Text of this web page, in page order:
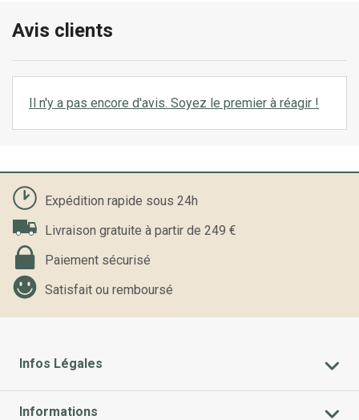
Avis clients
Il n'y a pas encore d'avis. Soyez le premier à réagir !
Expédition rapide sous 24h
Livraison gratuite à partir de 249 €
Paiement sécurisé
Satisfait ou remboursé
Infos Légales
Informations